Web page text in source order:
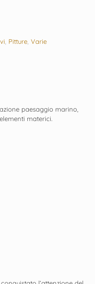
Pitture Varie
paesaggio marino,
materici.